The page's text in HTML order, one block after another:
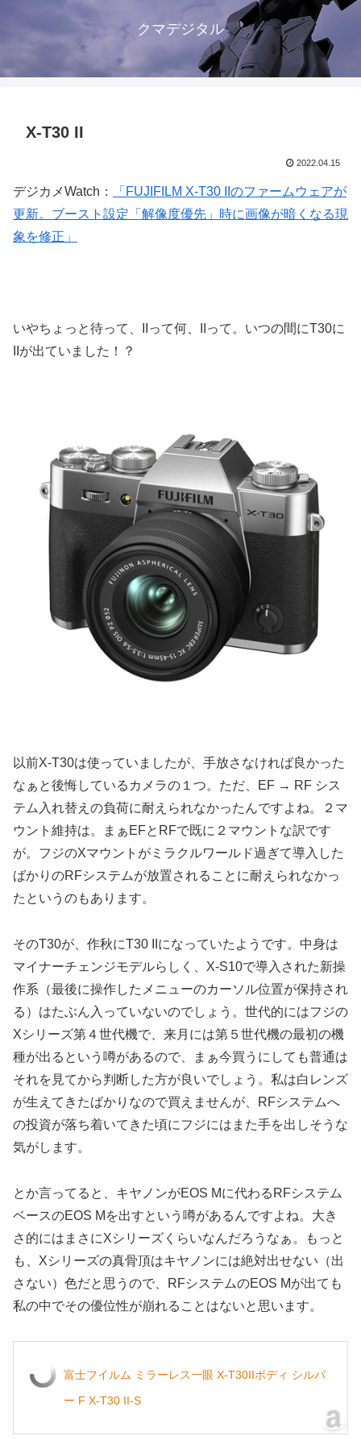
クマデジタル
X-T30 II
2022.04.15
デジカメWatch：
「FUJIFILM X-T30 IIのファームウェアが
更新。ブースト設定「解像度優先」時に画像が暗くなる現
象を修正」
いやちょっと待って、IIって何、IIって。いつの間にT30に
IIが出ていました！？
以前X-T30は使っていましたが、手放さなければ良かった
なぁと後悔しているカメラの１つ。ただ、EF → RF シス
テム入れ替えの負荷に耐えられなかったんですよね。２マ
ウント維持は。まぁEFとRFで既に２マウントな訳です
が。フジのXマウントがミラクルワールド過ぎて導入した
ばかりのRFシステムが放置されることに耐えられなかっ
たというのもあります。
そのT30が、作秋にT30 IIになっていたようです。中身は
マイナーチェンジモデルらしく、X-S10で導入された新操
作系（最後に操作したメニューのカーソル位置が保持され
る）はたぶん入っていないのでしょう。世代的にはフジの
Xシリーズ第４世代機で、来月には第５世代機の最初の機
種が出るという噂があるので、まぁ今買うにしても普通は
それを見てから判断した方が良いでしょう。私は白レンズ
が生えてきたばかりなので買えませんが、RFシステムへ
の投資が落ち着いてきた頃にフジにはまた手を出しそうな
気がします。
とか言ってると、キヤノンがEOS Mに代わるRFシステム
ベースのEOS Mを出すという噂があるんですよね。大き
さ的にはまさにXシリーズくらいなんだろうなぁ。もっと
も、Xシリーズの真骨頂はキヤノンには絶対出せない（出
さない）色だと思うので、RFシステムのEOS Mが出ても
私の中でその優位性が崩れることはないと思います。
富士フイルム ミラーレス一眼 X-T30IIボディ シルバ
ー F X-T30 II-S